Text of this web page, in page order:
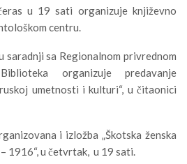
u 19 sati organizuje književno
centru.
saradnji sa Regionalnom privrednom
organizuje predavanje
umetnosti i kulturi“, u čitaonici
i izložba „Škotska ženska
1916“, u četvrtak, u 19 sati.